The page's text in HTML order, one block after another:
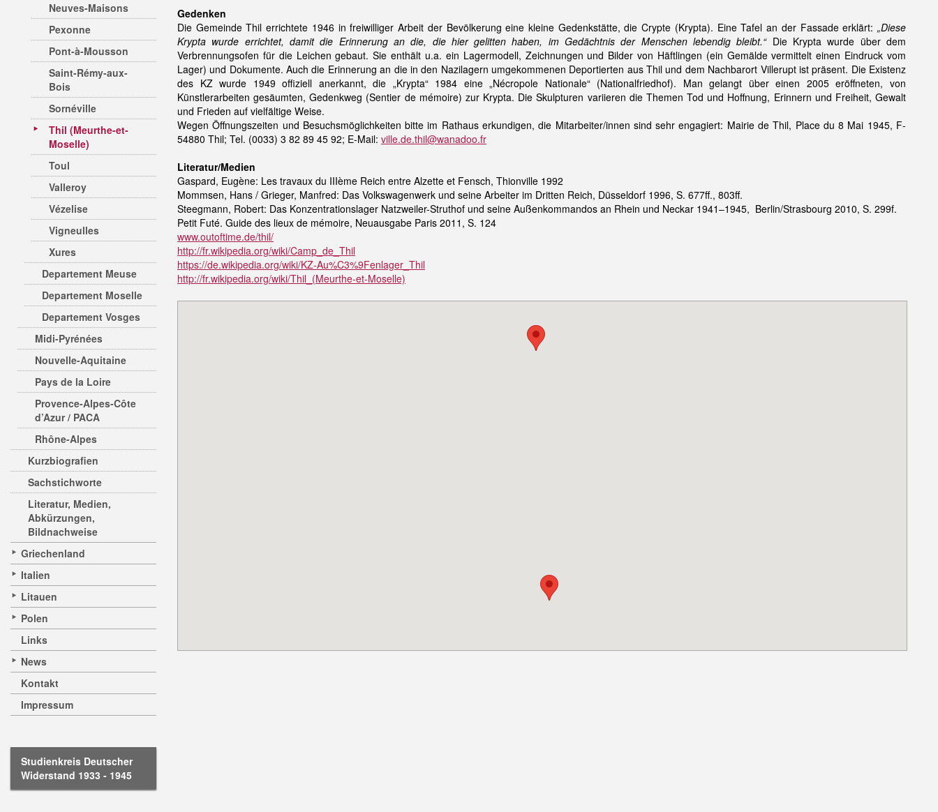
Neuves-Maisons
Pexonne
Pont-à-Mousson
Saint-Rémy-aux-
Bois
Sornéville
Thil (Meurthe-et-
Moselle)
Toul
Valleroy
Vézelise
Vigneulles
Xures
Departement Meuse
Departement Moselle
Departement Vosges
Midi-Pyrénées
Nouvelle-Aquitaine
Pays de la Loire
Provence-Alpes-Côte
d’Azur / PACA
Rhône-Alpes
Kurzbiografien
Sachstichworte
Literatur, Medien,
Abkürzungen,
Bildnachweise
Griechenland
Italien
Litauen
Polen
Links
News
Kontakt
Impressum
Studienkreis Deutscher
Widerstand 1933 - 1945
Gedenken
Die Gemeinde Thil errichtete 1946 in freiwilliger Arbeit der Bevölkerung eine kleine Gedenkstätte, die Crypte (Krypta). Eine Tafel an der Fassade erklärt: „Diese
Krypta wurde errichtet, damit die Erinnerung an die, die hier gelitten haben, im Gedächtnis der Menschen lebendig bleibt.“Die Krypta wurde über dem
Verbrennungsofen für die Leichen gebaut. Sie enthält u.a. ein Lagermodell, Zeichnungen und Bilder von Häftlingen (ein Gemälde vermittelt einen Eindruck vom
Lager) und Dokumente. Auch die Erinnerung an die in den Nazilagern umgekommenen Deportierten aus Thil und dem Nachbarort Villerupt ist präsent. Die Existenz
des KZ wurde 1949 offiziell anerkannt, die „Krypta“ 1984 eine „Nécropole Nationale“ (Nationalfriedhof). Man gelangt über einen 2005 eröffneten, von
Künstlerarbeiten gesäumten, Gedenkweg (Sentier de mémoire) zur Krypta. Die Skulpturen variieren die Themen Tod und Hoffnung, Erinnern und Freiheit, Gewalt
und Frieden auf vielfältige Weise.
Wegen Öffnungszeiten und Besuchsmöglichkeiten bitte im Rathaus erkundigen, die Mitarbeiter/innen sind sehr engagiert: Mairie de Thil, Place du 8 Mai 1945, F-
54880 Thil; Tel. (0033) 3 82 89 45 92; E-Mail: ville.de.thil@wanadoo.fr
Literatur/Medien
Gaspard, Eugène: Les travaux du IIIème Reich entre Alzette et Fensch, Thionville 1992
Mommsen, Hans / Grieger, Manfred: Das Volkswagenwerk und seine Arbeiter im Dritten Reich, Düsseldorf 1996, S. 677ff., 803ff.
Steegmann, Robert: Das Konzentrationslager Natzweiler-Struthof und seine Außenkommandos an Rhein und Neckar 1941–1945, Berlin/Strasbourg 2010, S. 299f.
Petit Futé. Guide des lieux de mémoire, Neuausgabe Paris 2011, S. 124
www.outoftime.de/thil/
http://fr.wikipedia.org/wiki/Camp_de_Thil
https://de.wikipedia.org/wiki/KZ-Au%C3%9Fenlager_Thil
http://fr.wikipedia.org/wiki/Thil_(Meurthe-et-Moselle)